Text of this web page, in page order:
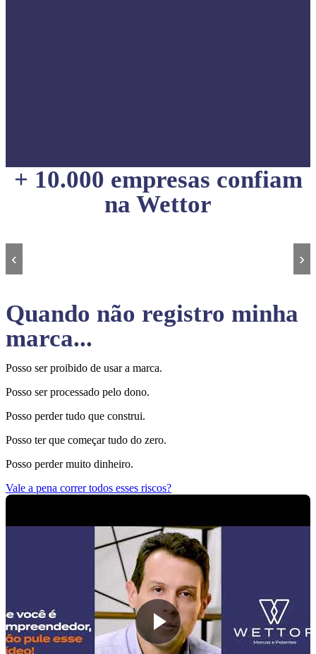
+ 10.000 empresas confiam
na Wettor
‹ ›
Quando não registro minha
marca...
Posso ser proibido de usar a marca.
Posso ser processado pelo dono.
Posso perder tudo que construi.
Posso ter que começar tudo do zero.
Posso perder muito dinheiro.
Vale a pena correr todos esses riscos?